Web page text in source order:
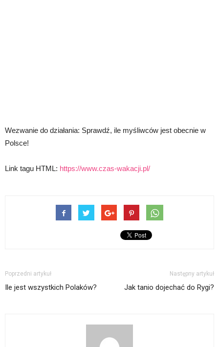
Wezwanie do działania: Sprawdź, ile myśliwców jest obecnie w
Polsce!
Link tagu HTML: https://www.czas-wakacji.pl/
Poprzedni artykuł
Ile jest wszystkich Polaków?
Następny artykuł
Jak tanio dojechać do Rygi?